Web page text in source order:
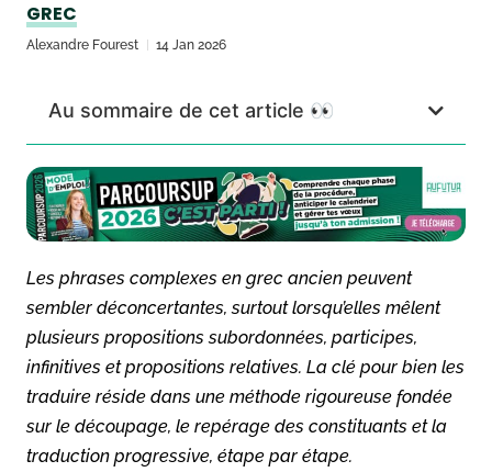
GREC
Alexandre Fourest 14 Jan 2026
Au sommaire de cet article 👀
Les phrases complexes en grec ancien peuvent
sembler déconcertantes, surtout lorsqu’elles mêlent
plusieurs propositions subordonnées, participes,
infinitives et propositions relatives. La clé pour bien les
traduire réside dans une méthode rigoureuse fondée
sur le découpage, le repérage des constituants et la
traduction progressive, étape par étape.